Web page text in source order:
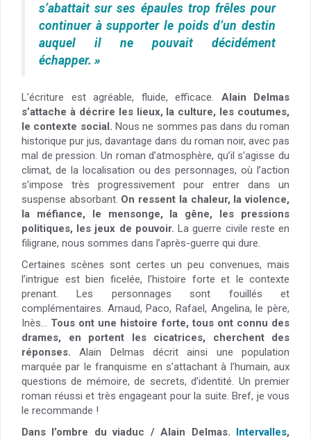
s’abattait sur ses épaules trop frêles pour
continuer à supporter le poids d’un destin
auquel il ne pouvait décidément
échapper. »
L’écriture est agréable, fluide, efficace. Alain Delmas
s’attache à décrire les lieux, la culture, les coutumes,
le contexte social. Nous ne sommes pas dans du roman
historique pur jus, davantage dans du roman noir, avec pas
mal de pression. Un roman d’atmosphère, qu’il s’agisse du
climat, de la localisation ou des personnages, où l’action
s’impose très progressivement pour entrer dans un
suspense absorbant. On ressent la chaleur, la violence,
la méfiance, le mensonge, la gêne, les pressions
politiques, les jeux de pouvoir. La guerre civile reste en
filigrane, nous sommes dans l’après-guerre qui dure.
Certaines scènes sont certes un peu convenues, mais
l’intrigue est bien ficelée, l’histoire forte et le contexte
prenant. Les personnages sont fouillés et
complémentaires. Arnaud, Paco, Rafael, Angelina, le père,
Inès… Tous ont une histoire forte, tous ont connu des
drames, en portent les cicatrices, cherchent des
réponses. Alain Delmas décrit ainsi une population
marquée par le franquisme en s’attachant à l’humain, aux
questions de mémoire, de secrets, d’identité. Un premier
roman réussi et très engageant pour la suite. Bref, je vous
le recommande !
Dans l’ombre du viaduc / Alain Delmas. Intervalles,